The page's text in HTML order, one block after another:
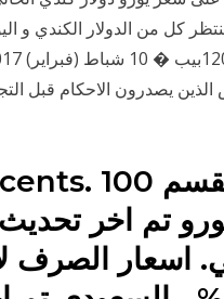
يصدرون الاحكام قبل